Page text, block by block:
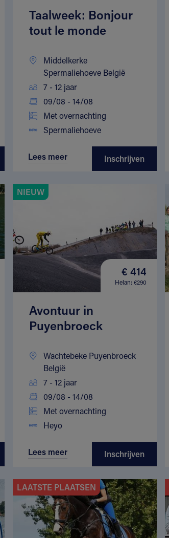
Taalweek: Bonjour
tout le monde
Middelkerke
Spermaliehoeve België
7 - 12 jaar
09/08 - 14/08
Met overnachting
Spermaliehoeve
Lees meer Inschrijven
NIEUW
€ 414
Helan: €290
Avontuur in
Puyenbroeck
Wachtebeke Puyenbroeck
België
7 - 12 jaar
09/08 - 14/08
Met overnachting
Heyo
Lees meer Inschrijven
LAATSTE PLAATSEN